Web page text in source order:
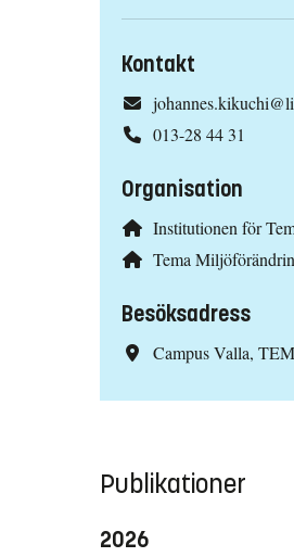
Kontakt
013-28 44 31
Organisation
Institutionen för
Tema
Besöksadress
Campus Valla,
Publikationer
2026